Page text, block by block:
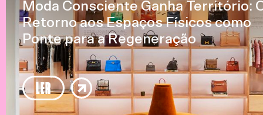
Moda Consciente Ganha Território:
Retorno aos Espaços Físicos como
Ponte para a Regeneração
LER